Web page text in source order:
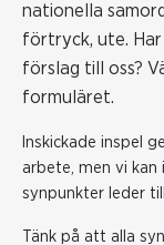
nationella
förtryck, ute. Har
förslag till oss?
formuläret.
Inskickade inspel
arbete, men vi
synpunkter leder
Tänk på att alla